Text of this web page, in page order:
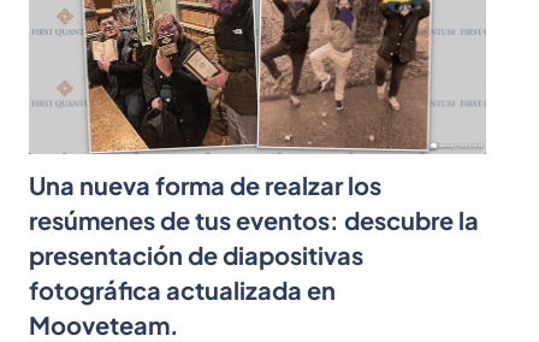
Una nueva forma de realzar los
resúmenes de tus eventos: descubre la
presentación de diapositivas
fotográfica actualizada en
Mooveteam.